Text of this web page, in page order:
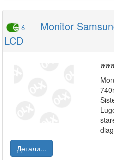
6
Monitor
LCD
Детали...